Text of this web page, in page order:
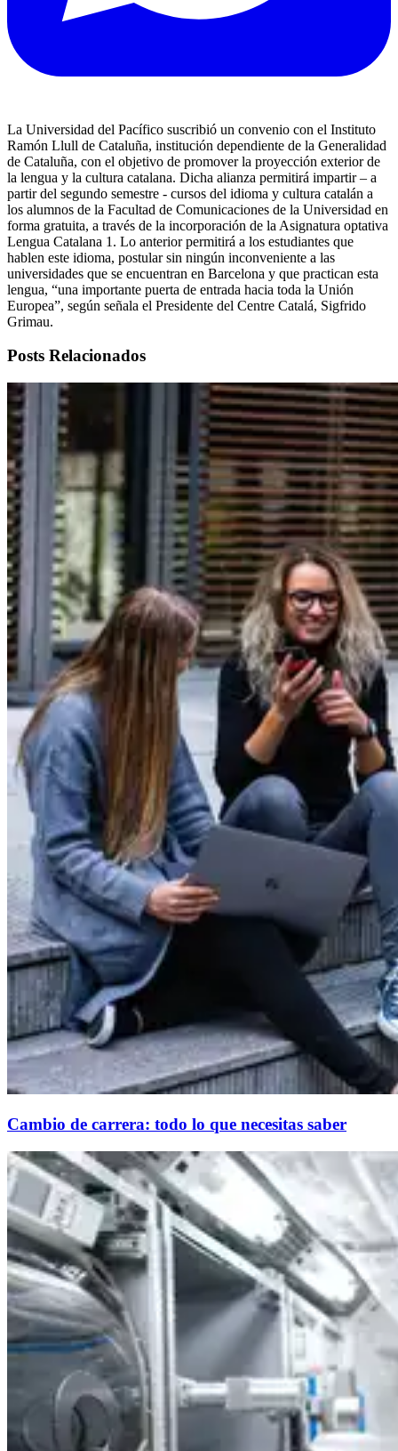
La Universidad del Pacífico suscribió un convenio con el Instituto
Ramón Llull de Cataluña, institución dependiente de la Generalidad
de Cataluña, con el objetivo de promover la proyección exterior de
la lengua y la cultura catalana. Dicha alianza permitirá impartir – a
partir del segundo semestre - cursos del idioma y cultura catalán a
los alumnos de la Facultad de Comunicaciones de la Universidad en
forma gratuita, a través de la incorporación de la Asignatura optativa
Lengua Catalana 1. Lo anterior permitirá a los estudiantes que
hablen este idioma, postular sin ningún inconveniente a las
universidades que se encuentran en Barcelona y que practican esta
lengua, “una importante puerta de entrada hacia toda la Unión
Europea”, según señala el Presidente del Centre Catalá, Sigfrido
Grimau.
Posts Relacionados
Cambio de carrera: todo lo que necesitas saber